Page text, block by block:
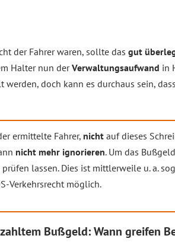
der Fahrer waren, sollte das gut
Halter nun derVerwaltungsaufwand in
werden, doch kann es durchaus sein,
ermittelte Fahrer, nicht auf dieses
nicht mehr ignorieren. Um das
lassen. Dies ist mittlerweile u. a.
Verkehrsrecht möglich.
Bußgeld: Wann greifen